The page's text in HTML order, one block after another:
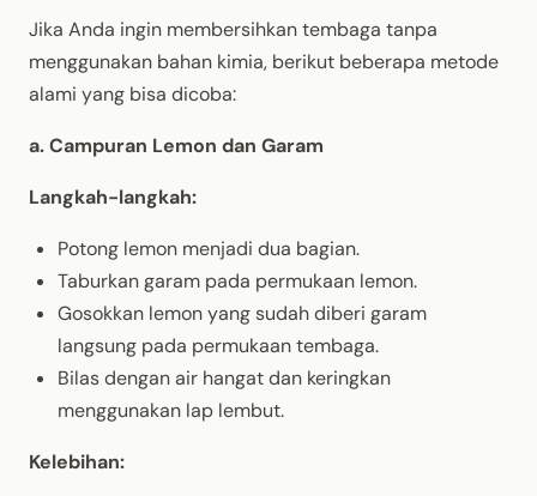
Jika Anda ingin membersihkan tembaga tanpa
menggunakan bahan kimia, berikut beberapa metode
alami yang bisa dicoba:
a. Campuran Lemon dan Garam
Langkah-langkah:
Potong lemon menjadi dua bagian.
Taburkan garam pada permukaan lemon.
Gosokkan lemon yang sudah diberi garam
langsung pada permukaan tembaga.
Bilas dengan air hangat dan keringkan
menggunakan lap lembut.
Kelebihan: